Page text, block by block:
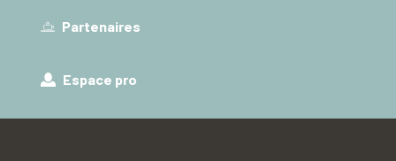
Partenaires
Espace pro